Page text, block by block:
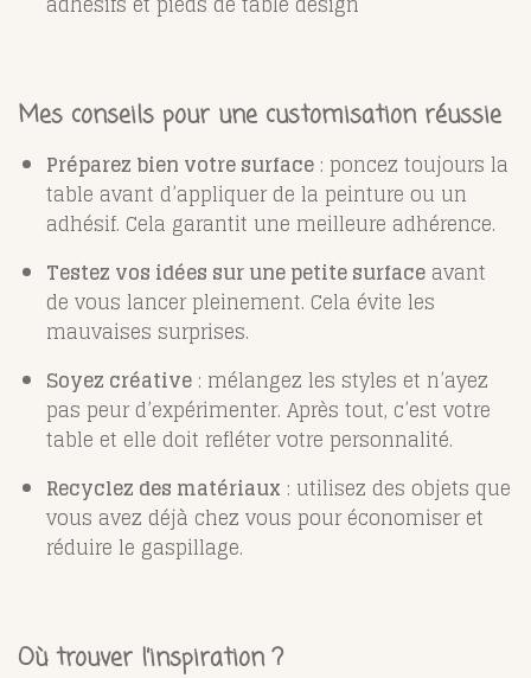
Mes conseils pour une customisation réussie
Préparez bien votre surface : poncez toujours la
table avant d’appliquer de la peinture ou un
adhésif. Cela garantit une meilleure adhérence.
Testez vos idées sur une petite surface avant
de vous lancer pleinement. Cela évite les
mauvaises surprises.
Soyez créative : mélangez les styles et n’ayez
pas peur d’expérimenter. Après tout, c’est votre
table et elle doit refléter votre personnalité.
Recyclez des matériaux : utilisez des objets que
vous avez déjà chez vous pour économiser et
réduire le gaspillage.
Où trouver l’inspiration ?